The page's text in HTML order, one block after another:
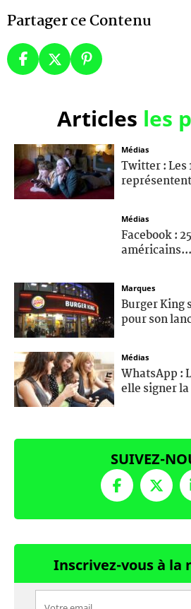
Partager ce Contenu
Articles les
Médias
Twitter : Les
Médias
Facebook :
américains...
Marques
Burger King
pour son
Médias
WhatsApp :
elle signer
SUIVEZ-
Inscrivez-vous à la